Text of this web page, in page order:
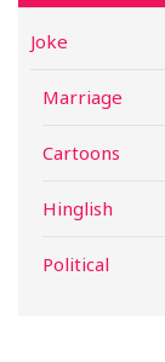
Joke
Marriage
Cartoons
Hinglish
Political